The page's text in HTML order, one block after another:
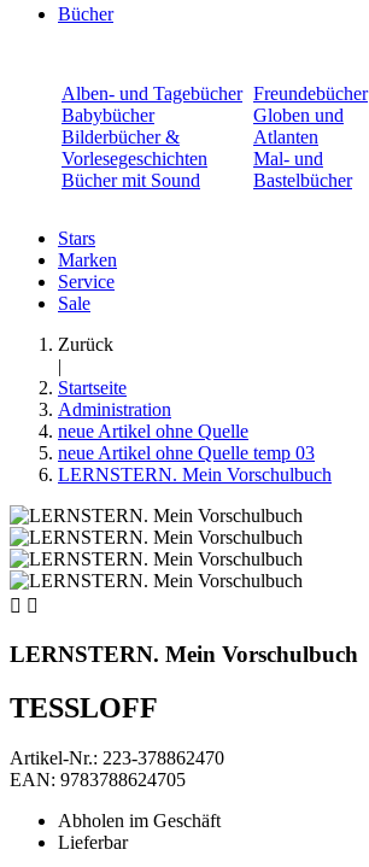
Bücher
Alben- und Tagebücher
Babybücher
Bilderbücher &
Vorlesegeschichten
Bücher mit Sound
Freundebücher
Globen und
Atlanten
Mal- und
Bastelbücher
Stars
Marken
Service
Sale
Zurück
|
Startseite
Administration
neue Artikel ohne Quelle
neue Artikel ohne Quelle temp 03
LERNSTERN. Mein Vorschulbuch
 
LERNSTERN. Mein Vorschulbuch
TESSLOFF
Artikel-Nr.: 223-378862470
EAN: 9783788624705
Abholen im Geschäft
Lieferbar